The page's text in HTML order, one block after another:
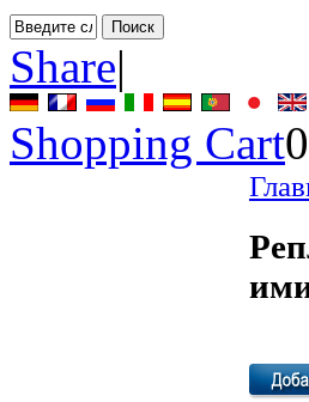
Share|
Shopping Cart0